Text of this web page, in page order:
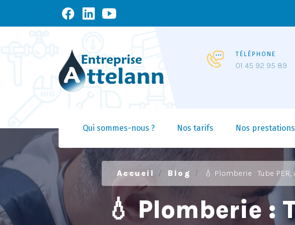
TÉLÉPHONE
01 45 92 95 89
Qui sommes-nous ? Nos tarifs Nos prestations
Accueil Blog 💧 Plomberie : Tube
💧 Plomberie :